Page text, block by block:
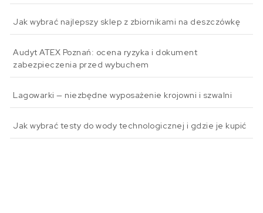
Jak wybrać najlepszy sklep z zbiornikami na deszczówkę
Audyt ATEX Poznań: ocena ryzyka i dokument
zabezpieczenia przed wybuchem
Lagowarki — niezbędne wyposażenie krojowni i szwalni
Jak wybrać testy do wody technologicznej i gdzie je kupić